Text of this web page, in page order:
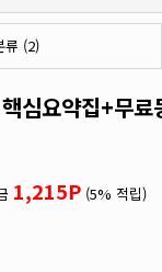
류 (2)
심요약집+무료
1,215P (5% 적립)